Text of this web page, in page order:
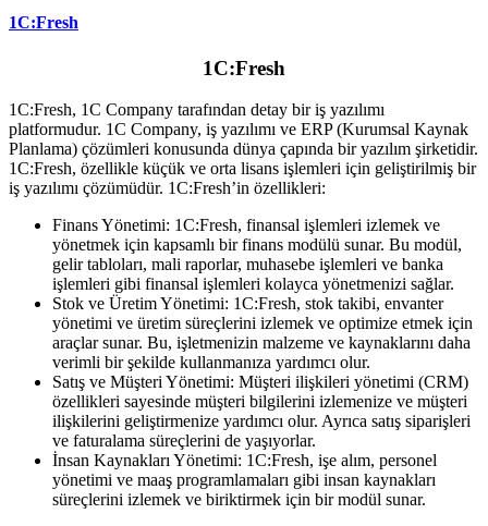
1C:Fresh
1C:Fresh
1C:Fresh, 1C Company tarafından detay bir iş yazılımı
platformudur. 1C Company, iş yazılımı ve ERP (Kurumsal Kaynak
Planlama) çözümleri konusunda dünya çapında bir yazılım şirketidir.
1C:Fresh, özellikle küçük ve orta lisans işlemleri için geliştirilmiş bir
iş yazılımı çözümüdür. 1C:Fresh’in özellikleri:
Finans Yönetimi: 1C:Fresh, finansal işlemleri izlemek ve
yönetmek için kapsamlı bir finans modülü sunar. Bu modül,
gelir tabloları, mali raporlar, muhasebe işlemleri ve banka
işlemleri gibi finansal işlemleri kolayca yönetmenizi sağlar.
Stok ve Üretim Yönetimi: 1C:Fresh, stok takibi, envanter
yönetimi ve üretim süreçlerini izlemek ve optimize etmek için
araçlar sunar. Bu, işletmenizin malzeme ve kaynaklarını daha
verimli bir şekilde kullanmanıza yardımcı olur.
Satış ve Müşteri Yönetimi: Müşteri ilişkileri yönetimi (CRM)
özellikleri sayesinde müşteri bilgilerini izlemenize ve müşteri
ilişkilerini geliştirmenize yardımcı olur. Ayrıca satış siparişleri
ve faturalama süreçlerini de yaşıyorlar.
İnsan Kaynakları Yönetimi: 1C:Fresh, işe alım, personel
yönetimi ve maaş programlamaları gibi insan kaynakları
süreçlerini izlemek ve biriktirmek için bir modül sunar.